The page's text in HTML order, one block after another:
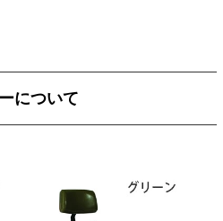
について